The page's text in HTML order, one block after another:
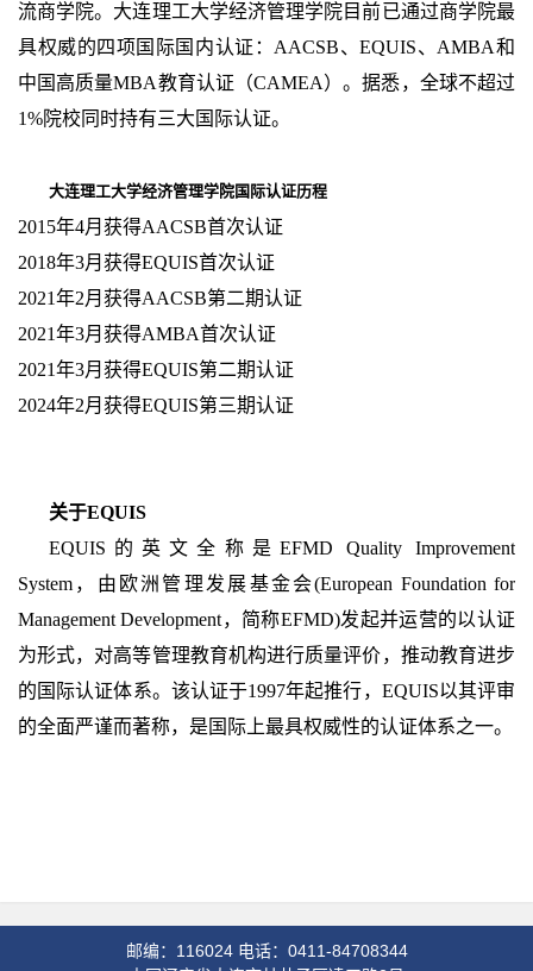
流商学院。大连理工大学经济管理学院目前已通过商学院最
具权威的四项国际国内认证：AACSB、EQUIS、AMBA和
中国高质量MBA教育认证（CAMEA）。据悉，全球不超过
1%院校同时持有三大国际认证。
大连理工大学经济管理学院国际认证历程
2015年4月获得AACSB首次认证
2018年3月获得EQUIS首次认证
2021年2月获得AACSB第二期认证
2021年3月获得AMBA首次认证
2021年3月获得EQUIS第二期认证
2024年2月获得EQUIS第三期认证
关于EQUIS
EQUIS的英文全称是EFMD Quality Improvement
System，由欧洲管理发展基金会(European Foundation for
Management Development，简称EFMD)发起并运营的以认证
为形式，对高等管理教育机构进行质量评价，推动教育进步
的国际认证体系。该认证于1997年起推行，EQUIS以其评审
的全面严谨而著称，是国际上最具权威性的认证体系之一。
邮编：116024 电话：0411-84708344